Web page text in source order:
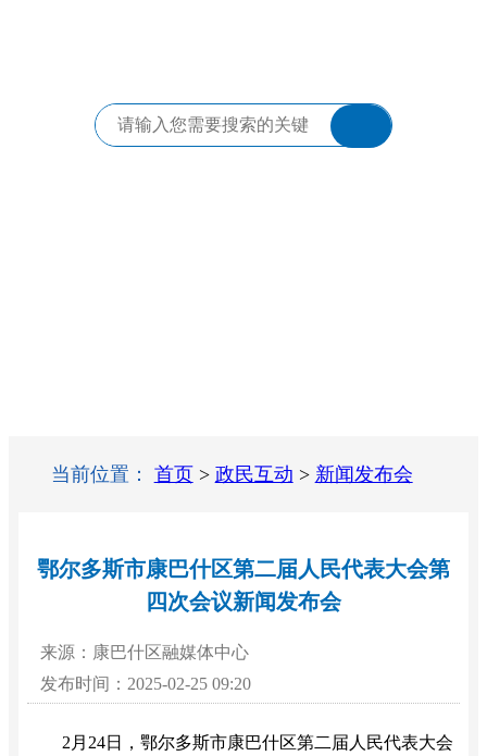
当前位置： 首页 > 政民互动 > 新闻发布会
鄂尔多斯市康巴什区第二届人民代表大会第
四次会议新闻发布会
来源：康巴什区融媒体中心
发布时间：2025-02-25 09:20
2月24日，鄂尔多斯市康巴什区第二届人民代表大会